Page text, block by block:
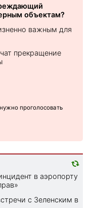
объектам?
важным для
прекращение
проголосовать
в аэропорту
с Зеленским в